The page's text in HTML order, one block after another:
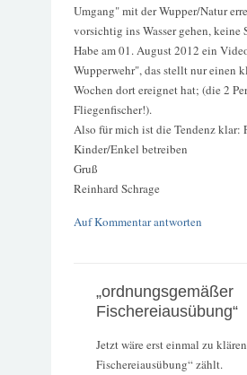
Umgang" mit der Wupper/Natur
vorsichtig ins Wasser gehen, keine
Habe am 01. August 2012 ein
Wupperwehr", das stellt nur einen
Wochen dort ereignet hat; (die 2
Fliegenfischer!).
Also für mich ist die Tendenz klar:
Kinder/Enkel betreiben
Gruß
Reinhard Schrage
Auf Kommentar antworten
„ordnungsgemäßer
Fischereiausübung“
Jetzt wäre erst einmal zu
Fischereiausübung“ zählt.